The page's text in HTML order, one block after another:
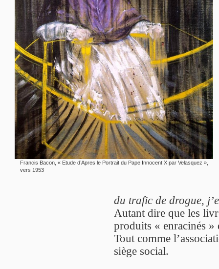
Francis Bacon, « Etude d’Apres le Portrait du Pape Innocent X par Velasquez »,
vers 1953
du trafic de drogue,
Autant dire que les
produits « enracinés
Tout comme
siège social.